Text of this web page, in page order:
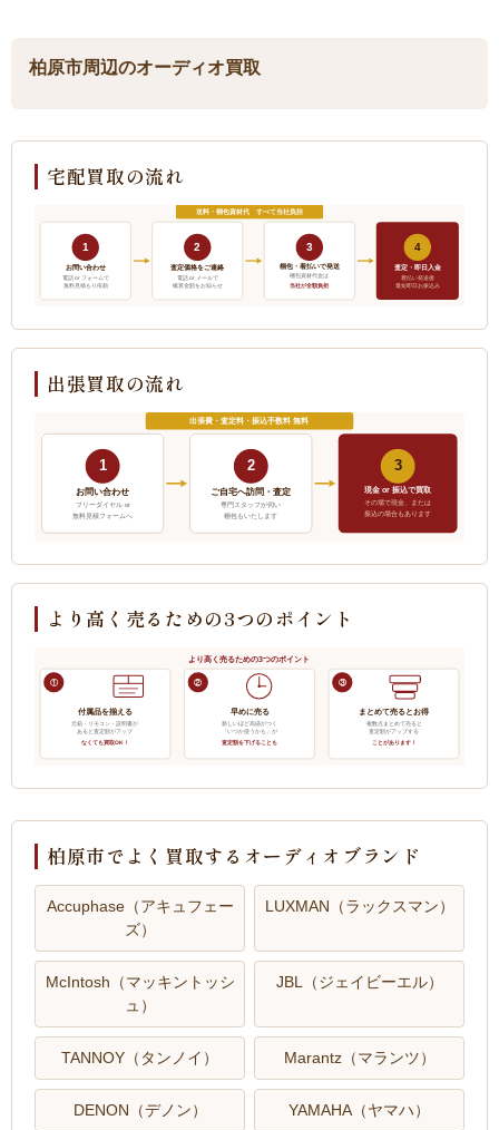
柏原市周辺のオーディオ買取
宅配買取の流れ
送料・梱包資材代 すべて当社負担
1
お問い合わせ
電話 or フォームで
無料見積もり依頼
2
査定価格をご連絡
電話 or メールで
概算金額をお知らせ
3
梱包・着払いで発送
梱包資材代金は
当社が全額負担
4
査定・即日入金
着払い発送後
最短即日お振込み
出張買取の流れ
出張費・査定料・振込手数料 無料
1
お問い合わせ
フリーダイヤル or
無料見積フォームへ
2
ご自宅へ訪問・査定
専門スタッフが伺い
梱包もいたします
3
現金 or 振込で買取
その場で現金、または
振込の場合もあります
より高く売るための3つのポイント
より高く売るための3つのポイント
①
付属品を揃える
元箱・リモコン・説明書が
あると査定額がアップ
なくても買取OK！
②
早めに売る
新しいほど高値がつく
「いつか使うかも」が
査定額を下げることも
③
まとめて売るとお得
複数点まとめて売ると
査定額がアップする
ことがあります！
柏原市でよく買取するオーディオブランド
Accuphase（アキュフェー
ズ）
LUXMAN（ラックスマン）
McIntosh（マッキントッシ
ュ）
JBL（ジェイビーエル）
TANNOY（タンノイ） Marantz（マランツ）
DENON（デノン） YAMAHA（ヤマハ）